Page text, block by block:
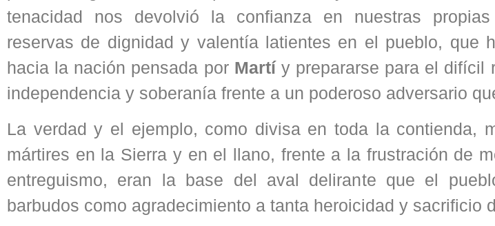
tenacidad nos devolvió la confianza en nuestras
reservas de dignidad y valentía latientes en el pueblo, que
hacia la nación pensada por Martíy prepararse para el difícil
independencia y soberanía frente a un poderoso adversario
La verdad y el ejemplo, como divisa en toda la contienda,
mártires en la Sierra y en el llano, frente a la frustración de
entreguismo, eran la base del aval delirante que el
barbudos como agradecimiento a tanta heroicidad y sacrificio